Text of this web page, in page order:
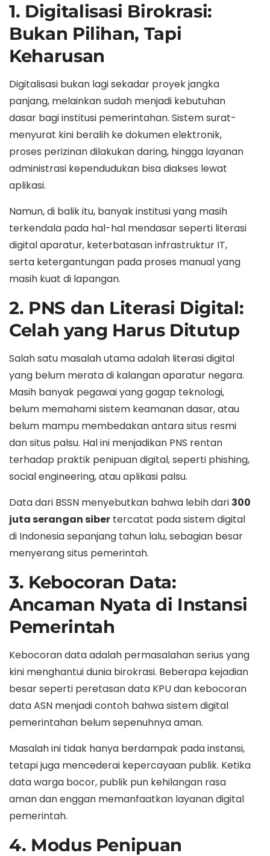
1. Digitalisasi Birokrasi:
Bukan Pilihan, Tapi
Keharusan
Digitalisasi bukan lagi sekadar proyek jangka
panjang, melainkan sudah menjadi kebutuhan
dasar bagi institusi pemerintahan. Sistem surat-
menyurat kini beralih ke dokumen elektronik,
proses perizinan dilakukan daring, hingga layanan
administrasi kependudukan bisa diakses lewat
aplikasi.
Namun, di balik itu, banyak institusi yang masih
terkendala pada hal-hal mendasar seperti literasi
digital aparatur, keterbatasan infrastruktur IT,
serta ketergantungan pada proses manual yang
masih kuat di lapangan.
2. PNS dan Literasi Digital:
Celah yang Harus Ditutup
Salah satu masalah utama adalah literasi digital
yang belum merata di kalangan aparatur negara.
Masih banyak pegawai yang gagap teknologi,
belum memahami sistem keamanan dasar, atau
belum mampu membedakan antara situs resmi
dan situs palsu. Hal ini menjadikan PNS rentan
terhadap praktik penipuan digital, seperti phishing,
social engineering, atau aplikasi palsu.
Data dari BSSN menyebutkan bahwa lebih dari 300
juta serangan siber tercatat pada sistem digital
di Indonesia sepanjang tahun lalu, sebagian besar
menyerang situs pemerintah.
3. Kebocoran Data:
Ancaman Nyata di Instansi
Pemerintah
Kebocoran data adalah permasalahan serius yang
kini menghantui dunia birokrasi. Beberapa kejadian
besar seperti peretasan data KPU dan kebocoran
data ASN menjadi contoh bahwa sistem digital
pemerintahan belum sepenuhnya aman.
Masalah ini tidak hanya berdampak pada instansi,
tetapi juga mencederai kepercayaan publik. Ketika
data warga bocor, publik pun kehilangan rasa
aman dan enggan memanfaatkan layanan digital
pemerintah.
4. Modus Penipuan